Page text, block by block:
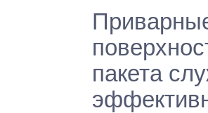
пакета